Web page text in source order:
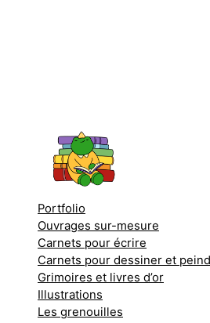
Portfolio
Ouvrages sur-mesure
Carnets pour écrire
Carnets pour dessiner et
Grimoires et livres d’or
Illustrations
Les grenouilles